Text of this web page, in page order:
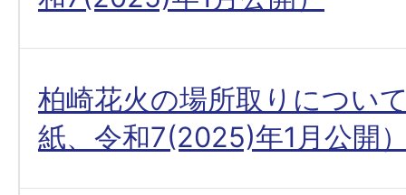
柏崎花火の場所取りについ
紙、令和7(2025)年1月公開